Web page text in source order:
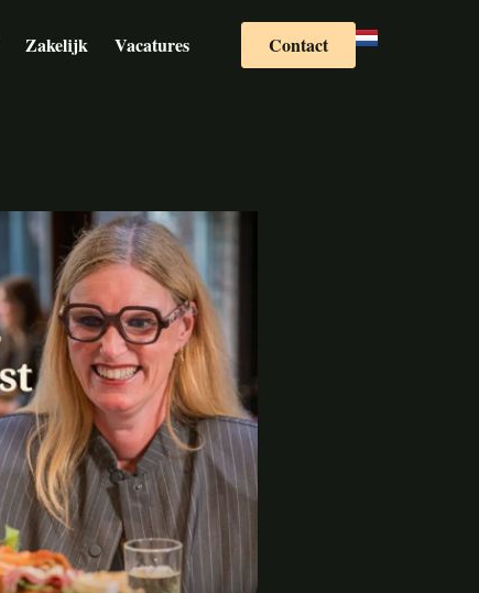
Zakelijk Vacatures Contact